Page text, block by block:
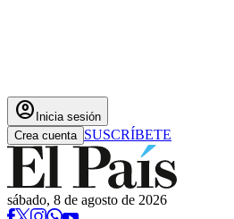
account_circle Inicia sesión
Crea cuenta SUSCRÍBETE
sábado, 8 de agosto de 2026